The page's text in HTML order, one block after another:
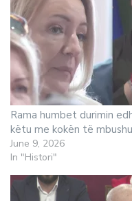
Rama humbet durimin
këtu me kokën të
June 9, 2026
In "Histori"